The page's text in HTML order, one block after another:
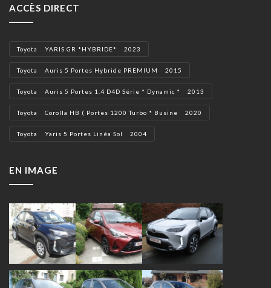
ACCÈS DIRECT
Toyota YARIS GR *HYBRIDE* 2023
Toyota Auris 5 Portes Hybride PREMIUM 2015
Toyota Auris 5 Portes 1.4 D4D Série * Dynamic * 2013
Toyota Corolla HB ( Portes 1200 Turbo * Busine 2020
Toyota Yaris 5 Portes Linéa Sol 2004
EN IMAGE